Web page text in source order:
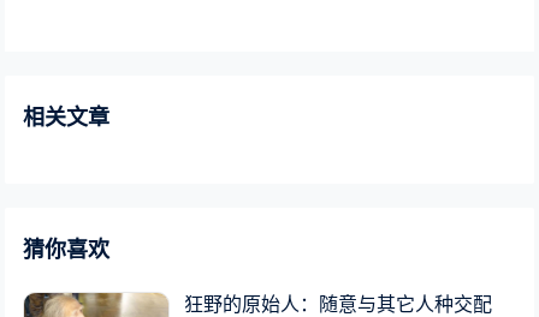
相关文章
猜你喜欢
狂野的原始人：随意与其它人种交配